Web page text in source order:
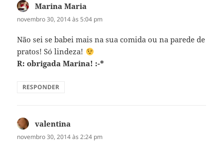
Marina Maria
novembro 30, 2014 às 5:04 pm
Não sei se babei mais na sua comida ou na parede de
pratos! Só lindeza!
R: obrigada Marina! :-*
RESPONDER
valentina
novembro 30, 2014 às 2:24 pm